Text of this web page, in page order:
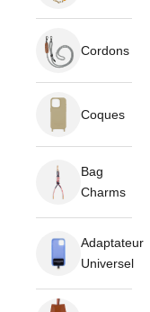
Cordons
Coques
Bag
Charms
Adaptateur
Universel